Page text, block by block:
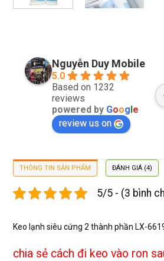
Nguyễn Duy Mobile
5.0
Based on 1232
reviews
powered by Google
review us on
THÔNG TIN SẢN PHẨM ĐÁNH GIÁ (4)
5/5 - (3 bình
Keo lạnh siêu cứng 2 thành phần LX-
chia sẻ cách đi keo vào ron